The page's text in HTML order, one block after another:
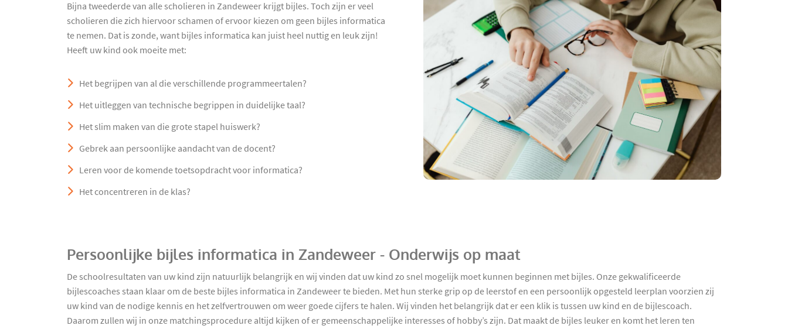
Bijna tweederde van alle scholieren in Zandeweer krijgt bijles. Toch zijn er veel
scholieren die zich hiervoor schamen of ervoor kiezen om geen bijles informatica
te nemen. Dat is zonde, want bijles informatica kan juist heel nuttig en leuk zijn!
Heeft uw kind ook moeite met:
Het begrijpen van al die verschillende programmeertalen?
Het uitleggen van technische begrippen in duidelijke taal?
Het slim maken van die grote stapel huiswerk?
Gebrek aan persoonlijke aandacht van de docent?
Leren voor de komende toetsopdracht voor informatica?
Het concentreren in de klas?
Persoonlijke bijles informatica in Zandeweer - Onderwijs op maat
De schoolresultaten van uw kind zijn natuurlijk belangrijk en wij vinden dat uw kind zo snel mogelijk moet kunnen beginnen met bijles. Onze gekwalificeerde
bijlescoaches staan klaar om de beste bijles informatica in Zandeweer te bieden. Met hun sterke grip op de leerstof en een persoonlijk opgesteld leerplan voorzien zij
uw kind van de nodige kennis en het zelfvertrouwen om weer goede cijfers te halen. Wij vinden het belangrijk dat er een klik is tussen uw kind en de bijlescoach.
Daarom zullen wij in onze matchingsprocedure altijd kijken of er gemeenschappelijke interesses of hobby’s zijn. Dat maakt de bijles leuker en komt het leren ten